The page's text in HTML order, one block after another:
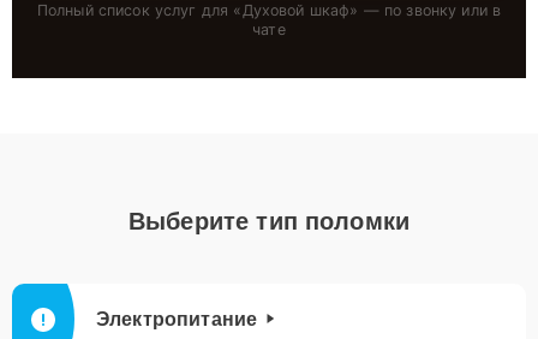
Полный список услуг для «Духовой шкаф» — по звонку или в
чате
Выберите тип поломки
Электропитание